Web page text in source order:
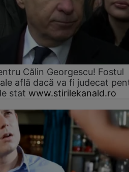
Călin Georgescu! Fostul
află dacă va fi judecat
stat www.stirilekanald.ro